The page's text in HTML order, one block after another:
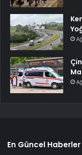
En Güncel Haberler